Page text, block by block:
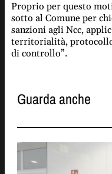
Proprio per questo
sotto al Comune per
sanzioni agli Ncc,
territorialità,
di controllo”.
Guarda anche